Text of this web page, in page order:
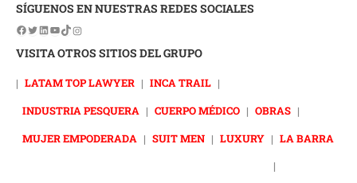
SÍGUENOS EN NUESTRAS REDES SOCIALES
VISITA OTROS SITIOS DEL GRUPO
| LATAM TOP LAWYER | INCA TRAIL |
INDUSTRIA PESQUERA | CUERPO MÉDICO | OBRAS |
MUJER EMPODERADA | SUIT MEN | LUXURY | LA BARRA
|